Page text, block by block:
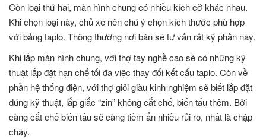
Còn loại thứ hai, màn hình chung có nhiều kích cỡ khác nhau.
Khi chọn loại này, chủ xe nên chú ý chọn kích thước phù hợp
với bảng taplo. Thông thường nơi bán sẽ tư vấn rất kỹ phần này.
Khi lắp màn hình chung, với thợ tay nghề cao sẽ có những kỹ
thuật lắp đặt hạn chế tối đa việc thay đổi kết cấu taplo. Còn về
phần hệ thống điện, với thợ giỏi giàu kinh nghiệm sẽ biết lắp đặt
đúng kỹ thuật, lắp giắc “zin” không cắt chế, biến tấu thêm. Bởi
càng cắt chế biến tấu sẽ càng tiềm ẩn nhiều rủi ro, nhất là chập
cháy.